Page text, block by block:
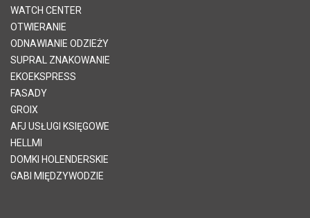
WATCH CENTER
OTWIERANIE
ODNAWIANIE ODZIEŻY
SUPRAL ZNAKOWANIE
EKOEKSPRESS
FASADY
GROIX
AFJ USŁUGI KSIĘGOWE
HELLMI
DOMKI HOLENDERSKIE
GABI MIĘDZYWODZIE